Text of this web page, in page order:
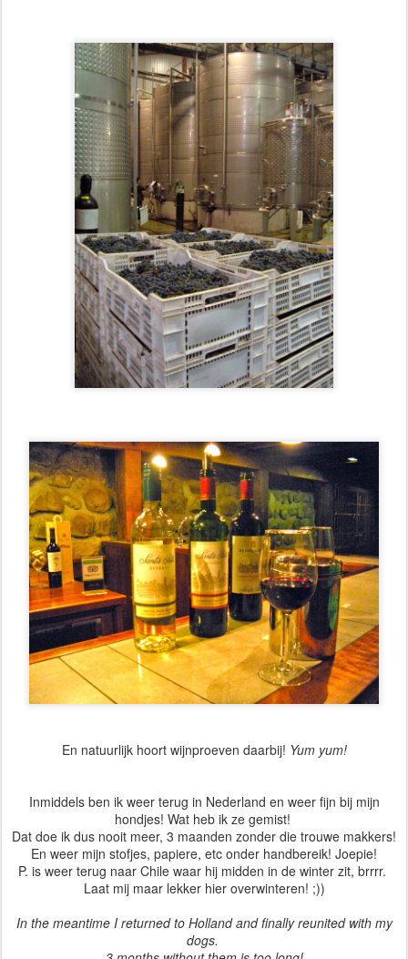
En natuurlijk hoort wijnproeven daarbij! Yum yum!
Inmiddels ben ik weer terug in Nederland en weer fijn bij mijn
hondjes! Wat heb ik ze gemist!
Dat doe ik dus nooit meer, 3 maanden zonder die trouwe makkers!
En weer mijn stofjes, papiere, etc onder handbereik! Joepie!
P. is weer terug naar Chile waar hij midden in de winter zit, brrrr.
Laat mij maar lekker hier overwinteren! ;))
In the meantime I returned to Holland and finally reunited with my
dogs.